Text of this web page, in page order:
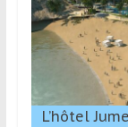
L’hôtel